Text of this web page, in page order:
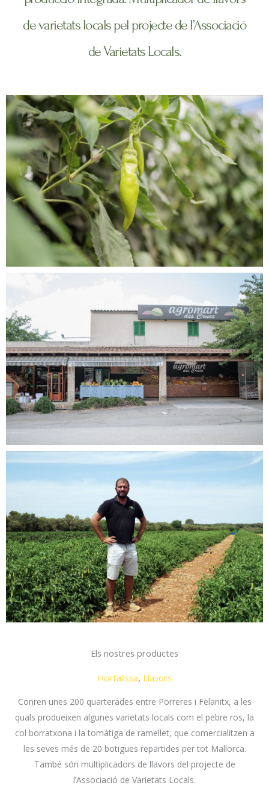
de varietats locals pel projecte de l’Associació
de Varietats Locals.
Els nostres productes
Hortalissa, Llavors
Conren unes 200 quarterades entre Porreres i Felanitx, a les
quals produeixen algunes varietats locals com el pebre ros, la
col borratxona i la tomàtiga de ramellet, que comercialitzen a
les seves més de 20 botigues repartides per tot Mallorca.
També són multiplicadors de llavors del projecte de
l’Associació de Varietats Locals.